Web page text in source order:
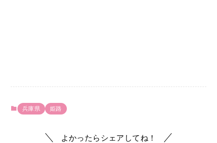
兵庫県 姫路
よかったらシェアしてね！